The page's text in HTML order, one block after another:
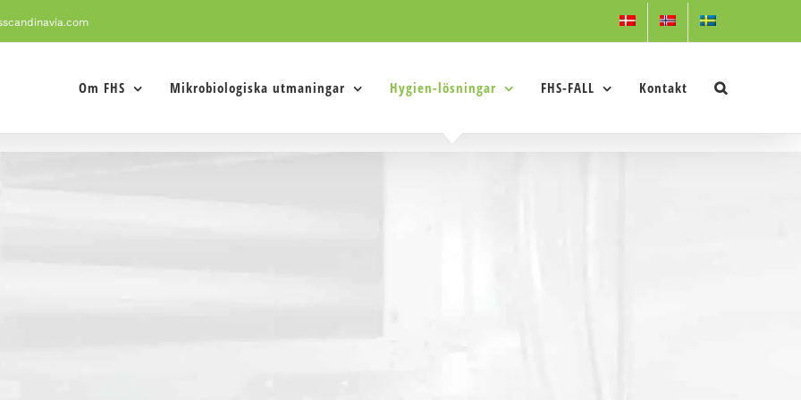
Om FHS Mikrobiologiska utmaningar Hygien-lösningar FHS-FALL Kontakt